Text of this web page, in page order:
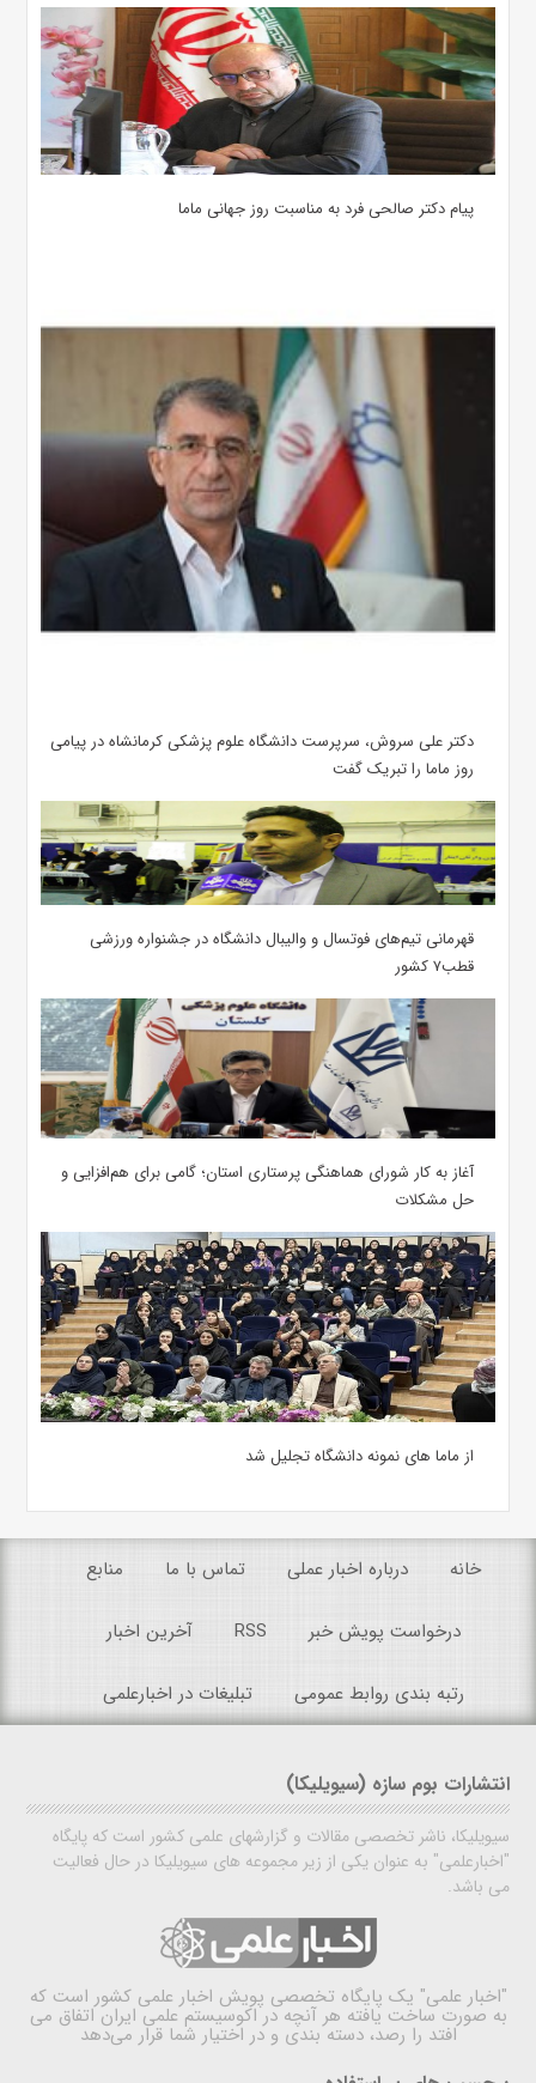
پیام دکتر صالحی فرد به مناسبت روز جهانی ماما
دکتر علی سروش، سرپرست دانشگاه علوم پزشکی کرمانشاه در پیامی
روز ماما را تبریک گفت
قهرمانی تیم‌های فوتسال و والیبال دانشگاه در جشنواره ورزشی
قطب۷ کشور
آغاز به کار شورای هماهنگی پرستاری استان؛ گامی برای هم‌افزایی و
حل مشکلات
از ماما های نمونه دانشگاه تجلیل شد
خانه درباره اخبار عملی تماس با ما منابع
درخواست پویش خبر RSS آخرین اخبار
رتبه بندی روابط عمومی تبلیغات در اخبارعلمی
انتشارات بوم سازه (سیویلیکا)
سیویلیکا، ناشر تخصصی مقالات و گزارشهای علمی کشور است که پایگاه
"اخبارعلمی" به عنوان یکی از زیر مجموعه های سیویلیکا در حال فعالیت
می باشد.
"اخبار علمی" یک پایگاه تخصصی پویش اخبار علمی کشور است که
به صورت ساخت یافته هر آنچه در اکوسیستم علمی ایران اتفاق می
افتد را رصد، دسته بندی و در اختیار شما قرار می‌دهد